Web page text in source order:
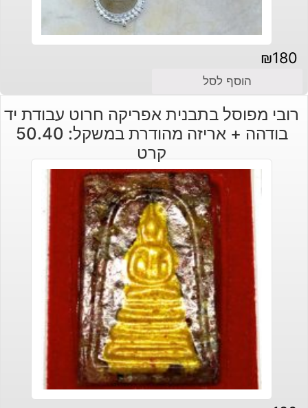
₪180
הוסף לסל
רובי מפוסל בתבנית אפריקה חרוט עבודת יד
בודהה + אריזה מהודרת במשקל: 50.40
קרט